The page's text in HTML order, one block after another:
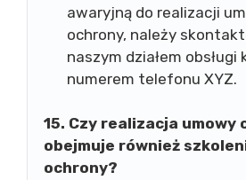
awaryjną do realizacji
ochrony, należy
naszym działem obsługi
numerem telefonu XYZ.
15. Czy realizacja umowy
obejmuje również
ochrony?